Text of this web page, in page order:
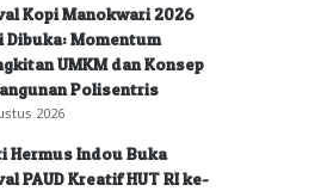
Kopi Manokwari 2026
Dibuka: Momentum
UMKM dan Konsep
Polisentris
2026
Hermus Indou Buka
PAUD Kreatif HUT RI ke-